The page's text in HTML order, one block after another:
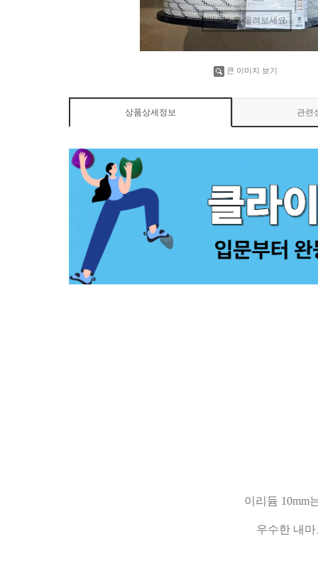
마우스를 올려보세요
큰 이미지 보기
상품상세정보 관련
이리듐 10mm
우수한 내